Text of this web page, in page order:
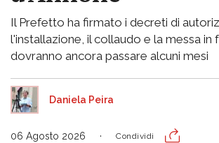
Il Prefetto ha firmato i decreti di
l'installazione, il collaudo e la messa in
dovranno ancora passare alcuni mesi
Daniela Peira
06 Agosto 2026 Condividi